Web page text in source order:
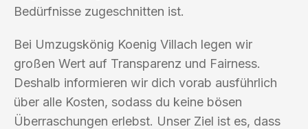
Bedürfnisse zugeschnitten ist.
Bei Umzugskönig Koenig Villach legen wir
großen Wert auf Transparenz und Fairness.
Deshalb informieren wir dich vorab ausführlich
über alle Kosten, sodass du keine bösen
Überraschungen erlebst. Unser Ziel ist es, dass